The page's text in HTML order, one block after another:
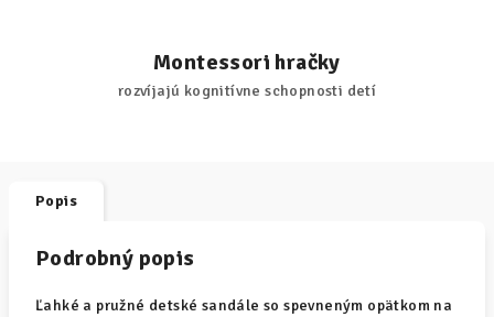
Montessori hračky
rozvíjajú kognitívne schopnosti detí
Popis
Podrobný popis
Ľahké a pružné detské sandále so spevneným opätkom na